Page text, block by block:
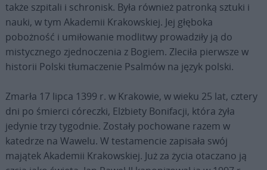
także szpitali i schronisk. Była również patronką sztuki i
nauki, w tym Akademii Krakowskiej. Jej głęboka
pobożność i umiłowanie modlitwy prowadziły ją do
mistycznego zjednoczenia z Bogiem. Zleciła pierwsze w
historii Polski tłumaczenie Psalmów na język polski.
Zmarła 17 lipca 1399 r. w Krakowie, w wieku 25 lat, cztery
dni po śmierci córeczki, Elżbiety Bonifacji, która żyła
jedynie trzy tygodnie. Zostały pochowane razem w
katedrze na Wawelu. W testamencie zapisała swój
majątek Akademii Krakowskiej. Już za życia otaczano ją